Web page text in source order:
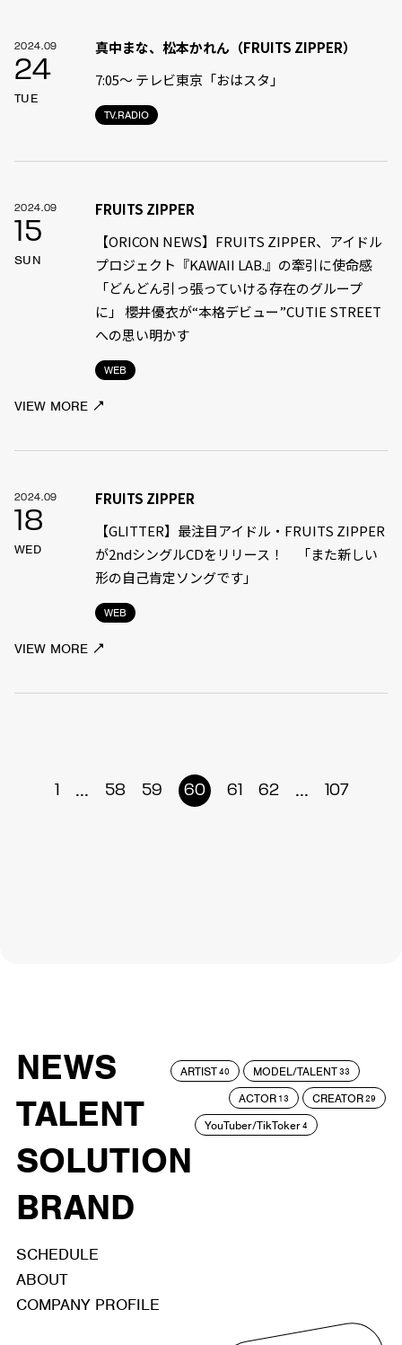
2024.09
24
TUE
TV.RADIO
真中まな、松本かれん（FRUITS ZIPPER）
7:05〜 テレビ東京「おはスタ」
2024.09
15
SUN
WEB
FRUITS ZIPPER
【ORICON NEWS】FRUITS ZIPPER、アイドル
プロジェクト『KAWAII LAB.』の牽引に使命感
「どんどん引っ張っていける存在のグループ
に」 櫻井優衣が“本格デビュー”CUTIE STREET
への思い明かす
VIEW MORE
2024.09
18
WED
WEB
FRUITS ZIPPER
【GLITTER】最注目アイドル・FRUITS ZIPPER
が2ndシングルCDをリリース！ 「また新しい
形の自己肯定ソングです」
VIEW MORE
1 ... 58 59 60 61 62 ... 107
NEWS
TALENT
SOLUTION
BRAND
ARTIST40 MODEL/TALENT33
ACTOR 13 CREATOR29
YouTuber/TikToker4
SCHEDULE
ABOUT
COMPANY PROFILE